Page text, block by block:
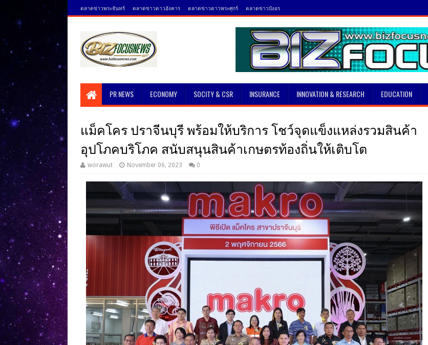
ตลาดข่าวพระจันทร์ ตลาดข่าวดาวอังคาร ตลาดข่าวดาวพระศุกร์ ตลาดข่าวบังอร
PR NEWS ECONOMY SOCITY & CSR INSURANCE INNOVATION & RESEARCH EDUCATION
แม็คโคร ปราจีนบุรี พร้อมให้บริการ โชว์จุดแข็งแหล่งรวมสินค้า
อุปโภคบริโภค สนับสนุนสินค้าเกษตรท้องถิ่นให้เติบโต
worawut November 06, 2023 0